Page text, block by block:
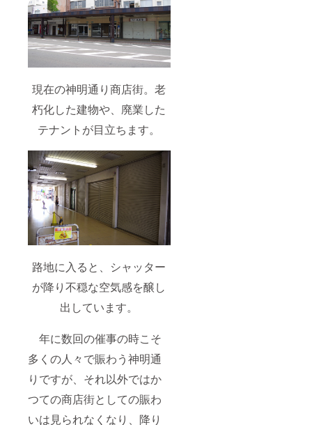
現在の神明通り商店街。老
朽化した建物や、廃業した
テナントが目立ちます。
路地に入ると、シャッター
が降り不穏な空気感を醸し
出しています。
年に数回の催事の時こそ
多くの人々で賑わう神明通
りですが、それ以外ではか
つての商店街としての賑わ
いは見られなくなり、降り